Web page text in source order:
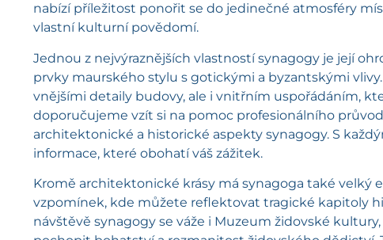
nabízí příležitost ponořit se do jedinečné atmosféry
vlastní kulturní povědomí.
Jednou z nejvýraznějších vlastností synagogy je její
prvky maurského stylu s gotickými a byzantskými
vnějšími detaily budovy, ale i vnitřním uspořádáním,
doporučujeme vzít si na pomoc profesionálního
architektonické a historické aspekty synagogy. S
informace, které obohatí váš zážitek.
Kromě architektonické krásy má synagoga také velký
vzpomínek, kde můžete reflektovat tragické kapitoly
návštěvě synagogy se váže i Muzeum židovské